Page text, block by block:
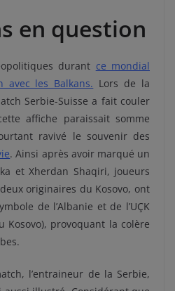
en question
durant ce mondial
les Balkans. Lors de la
Serbie-Suisse a fait couler
affiche paraissait somme
ravivé le souvenir des
. Ainsi après avoir marqué un
et Xherdan Shaqiri, joueurs
originaires du Kosovo, ont
de l’Albanie et de l’UÇK
Kosovo), provoquant la colère
l’entraineur de la Serbie,